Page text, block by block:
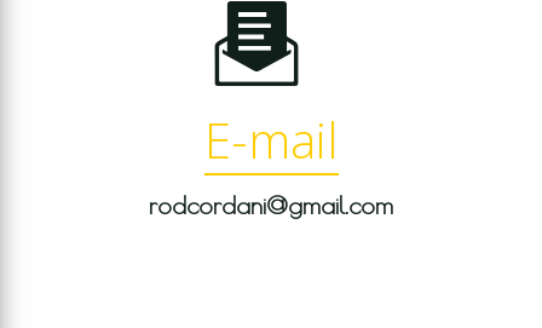
E-mail
rodcordani@gmail.com